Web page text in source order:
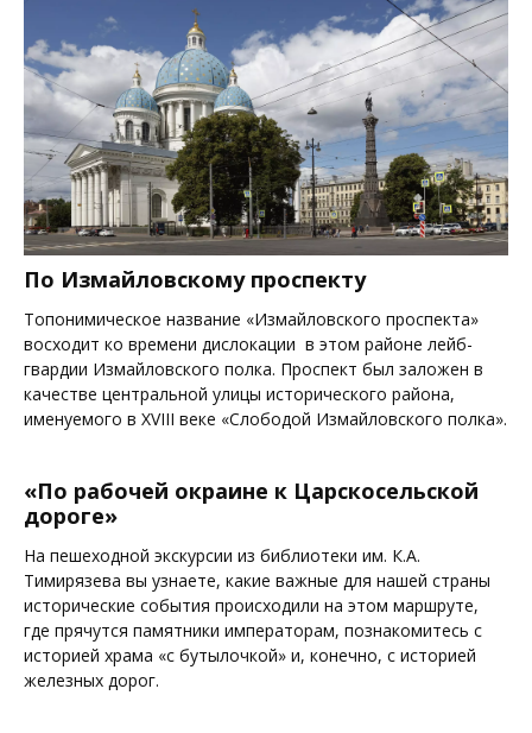
По Измайловскому проспекту
Топонимическое название «Измайловского проспекта»
восходит ко времени дислокации в этом районе лейб-
гвардии Измайловского полка. Проспект был заложен в
качестве центральной улицы исторического района,
именуемого в XVIII веке «Слободой Измайловского полка».
«По рабочей окраине к Царскосельской
дороге»
На пешеходной экскурсии из библиотеки им. К.А.
Тимирязева вы узнаете, какие важные для нашей страны
исторические события происходили на этом маршруте,
где прячутся памятники императорам, познакомитесь с
историей храма «с бутылочкой» и, конечно, с историей
железных дорог.